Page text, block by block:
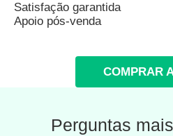
Satisfação garantida
Apoio pós-venda
COMPRAR
Perguntas